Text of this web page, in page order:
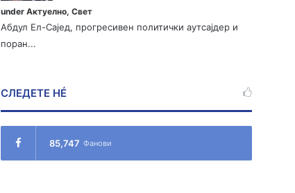
underАктуелно,Свет
Абдул Ел-Сајед, прогресивен политички аутсајдер и
поран...
СЛЕДЕТЕ НÉ
85,747 Фанови